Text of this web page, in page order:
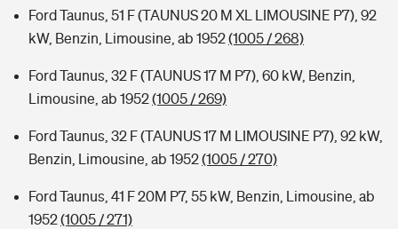
Ford Taunus, 51 F (TAUNUS 20 M XL LIMOUSINE P7), 92
kW, Benzin, Limousine, ab 1952(1005 / 268)
Ford Taunus, 32 F (TAUNUS 17 M P7), 60 kW, Benzin,
Limousine, ab 1952(1005 / 269)
Ford Taunus, 32 F (TAUNUS 17 M LIMOUSINE P7), 92 kW,
Benzin, Limousine, ab 1952(1005 / 270)
Ford Taunus, 41 F 20M P7, 55 kW, Benzin, Limousine, ab
1952(1005 / 271)